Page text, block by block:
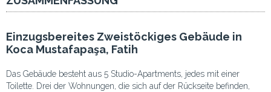
Einzugsbereites Zweistöckiges Gebäude in
Koca Mustafapaşa, Fatih
Das Gebäude besteht aus 5 Studio-Apartments, jedes mit einer
Toilette. Drei der Wohnungen, die sich auf der Rückseite befinden,